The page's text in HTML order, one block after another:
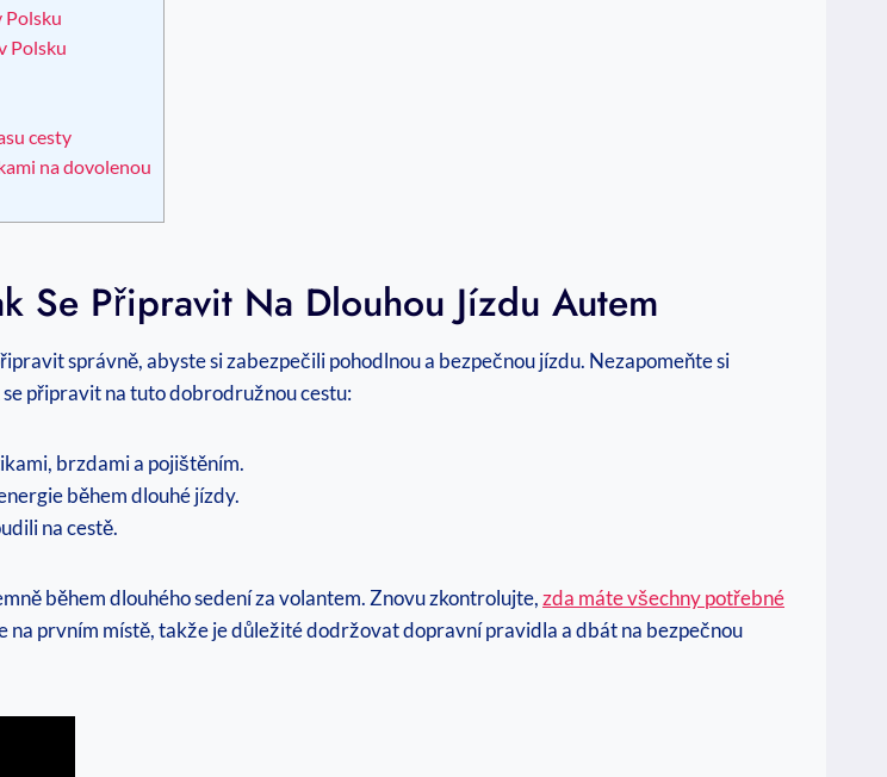
Polsku
Polsku
cesty
na dovolenou
Se Připravit Na Dlouhou Jízdu Autem
správně, abyste si zabezpečili pohodlnou a bezpečnou jízdu. Nezapomeňte si
připravit na tuto dobrodružnou cestu:
brzdami a pojištěním.
během dlouhé jízdy.
na cestě.
během dlouhého sedení za volantem. Znovu zkontrolujte,zda máte všechny potřebné
na prvním místě, takže je důležité dodržovat dopravní pravidla a dbát na bezpečnou